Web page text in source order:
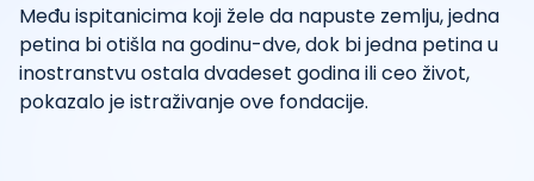
Među ispitanicima koji žele da napuste zemlju, jedna
petina bi otišla na godinu-dve, dok bi jedna petina u
inostranstvu ostala dvadeset godina ili ceo život,
pokazalo je istraživanje ove fondacije.